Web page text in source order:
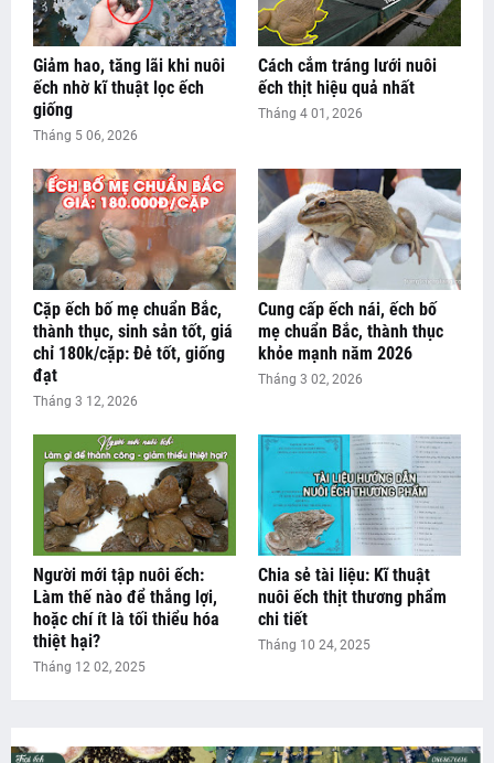
Giảm hao, tăng lãi khi nuôi
ếch nhờ kĩ thuật lọc ếch
giống
Tháng 5 06, 2026
Cách cắm tráng lưới nuôi
ếch thịt hiệu quả nhất
Tháng 4 01, 2026
Cặp ếch bố mẹ chuẩn Bắc,
thành thục, sinh sản tốt, giá
chỉ 180k/cặp: Đẻ tốt, giống
đạt
Tháng 3 12, 2026
Cung cấp ếch nái, ếch bố
mẹ chuẩn Bắc, thành thục
khỏe mạnh năm 2026
Tháng 3 02, 2026
Người mới tập nuôi ếch:
Làm thế nào để thắng lợi,
hoặc chí ít là tối thiểu hóa
thiệt hại?
Tháng 12 02, 2025
Chia sẻ tài liệu: Kĩ thuật
nuôi ếch thịt thương phẩm
chi tiết
Tháng 10 24, 2025